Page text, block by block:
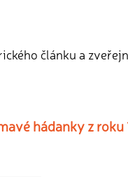
článku a
hádanky z roku